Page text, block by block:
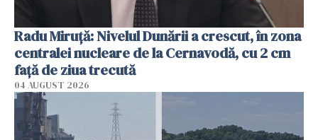
Radu Miruţă: Nivelul Dunării a crescut, în zona
centralei nucleare de la Cernavodă, cu 2 cm
faţă de ziua trecută
04 AUGUST 2026